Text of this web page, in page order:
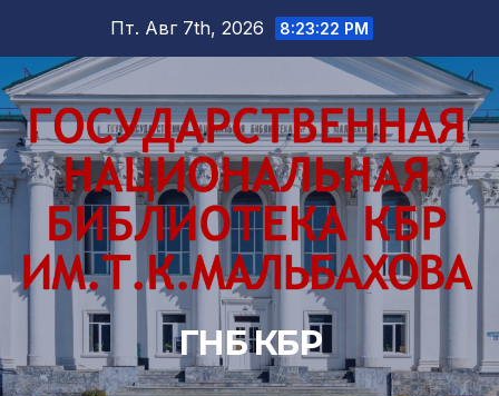
содержимому
Пт. Авг 7th, 2026 8:23:24 PM
ГНБ КБР